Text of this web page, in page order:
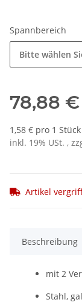
Spannbereich
Bitte wählen
78,88 €
1,58 € pro 1 Stück
inkl. 19% USt. ,
Artikel
Beschreibung
mit 2
Stahl,